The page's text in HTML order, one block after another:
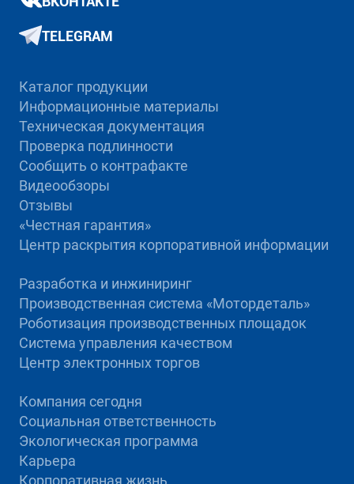
TELEGRAM
Каталог продукции
Информационные материалы
Техническая документация
Проверка подлинности
Сообщить о контрафакте
Видеообзоры
Отзывы
«Честная гарантия»
Центр раскрытия корпоративной информации
Разработка и инжиниринг
Производственная система «Mотордеталь»
Роботизация производственных площадок
Система управления качеством
Центр электронных торгов
Компания сегодня
Социальная ответственность
Экологическая программа
Карьера
Корпоративная жизнь